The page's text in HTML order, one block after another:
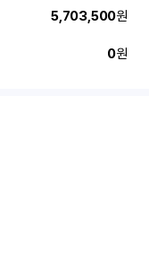
5,703,500원
0원